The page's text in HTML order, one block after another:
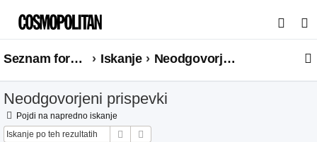
s
a
Seznam forumov Iskanje Neodgovorjeni prispevki
Neodgovorjeni prispevki
Pojdi na napredno iskanje
Iskanje